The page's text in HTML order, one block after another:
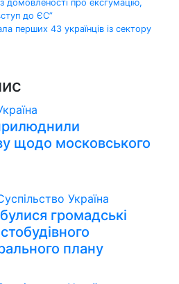
про ексгумацію,
до ЄС”
перших 43 українців із сектору
щодо московського
Україна
громадські
плану